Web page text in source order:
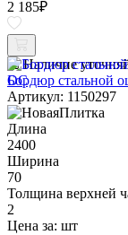
2 185₽
Наличие
Бордюр стальной
Артикул: 1150297
Длина
2400
Ширина
70
Толщина верхней
2
Цена за: шт